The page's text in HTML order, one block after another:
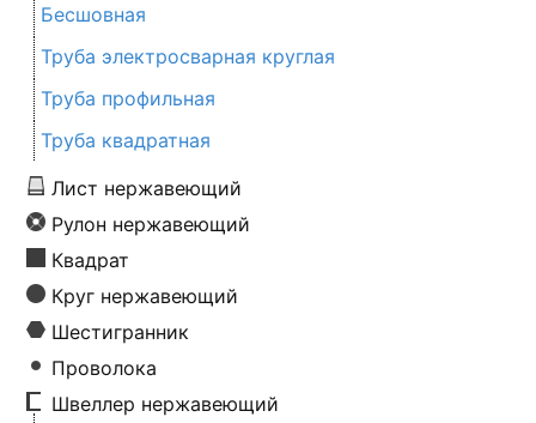
Бесшовная
Труба электросварная круглая
Труба профильная
Труба квадратная
Лист нержавеющий
Рулон нержавеющий
Квадрат
Круг нержавеющий
Шестигранник
Проволока
Швеллер нержавеющий